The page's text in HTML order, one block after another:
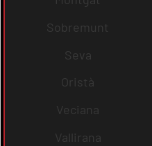
Sobremunt
Seva
Oristà
Veciana
Vallirana